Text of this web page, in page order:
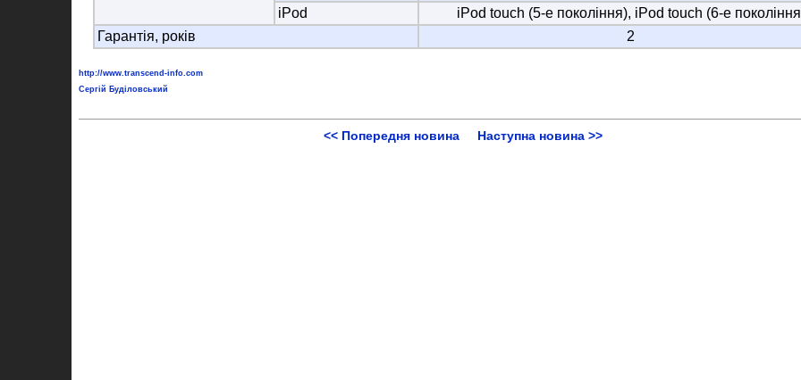
iPod
iPod touch (5-е покоління), iPod touch (6-е
Гарантія, років
2
http://www.transcend-info.com
Сергій Буділовський
<< Попередня новина Наступна новина >>